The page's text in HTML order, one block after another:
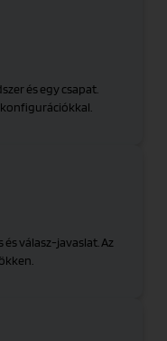
és egy csapat.
válasz-javaslat. Az